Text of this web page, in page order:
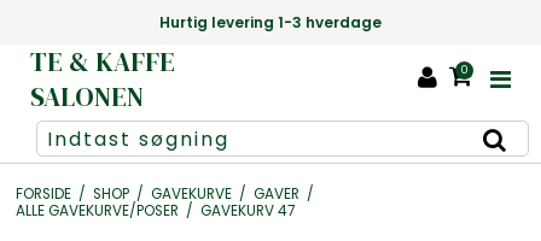
Hurtig levering 1-3 hverdage
TE & KAFFE
SALONEN
0
FORSIDE / SHOP / GAVEKURVE / GAVER /
ALLE GAVEKURVE/POSER / GAVEKURV 47